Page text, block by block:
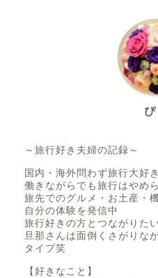
ぴ
～旅行好き夫婦の記録～
国内・海外問わず旅行大好き
働きながらでも旅行はやめ
旅先でのグルメ・お土産・
自分の体験を発信中
旅行好きの方とつながりたい
旦那さんは面倒くさがりな
タイプ笑
【好きなこと】